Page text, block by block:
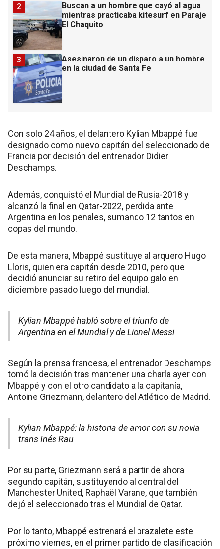
Buscan a un hombre que cayó al agua
mientras practicaba kitesurf en Paraje
El Chaquito
2
Asesinaron de un disparo a un hombre
en la ciudad de Santa Fe
3
Con solo 24 años, el delantero Kylian Mbappé fue
designado como nuevo capitán del seleccionado de
Francia por decisión del entrenador Didier
Deschamps.
Además, conquistó el Mundial de Rusia-2018 y
alcanzó la final en Qatar-2022, perdida ante
Argentina en los penales, sumando 12 tantos en
copas del mundo.
De esta manera, Mbappé sustituye al arquero Hugo
Lloris, quien era capitán desde 2010, pero que
decidió anunciar su retiro del equipo galo en
diciembre pasado luego del mundial.
Kylian Mbappé habló sobre el triunfo de
Argentina en el Mundial y de Lionel Messi
Según la prensa francesa, el entrenador Deschamps
tomó la decisión tras mantener una charla ayer con
Mbappé y con el otro candidato a la capitanía,
Antoine Griezmann, delantero del Atlético de Madrid.
Kylian Mbappé: la historia de amor con su novia
trans Inés Rau
Por su parte, Griezmann será a partir de ahora
segundo capitán, sustituyendo al central del
Manchester United, Raphaël Varane, que también
dejó el seleccionado tras el Mundial de Qatar.
Por lo tanto, Mbappé estrenará el brazalete este
próximo viernes, en el primer partido de clasificación